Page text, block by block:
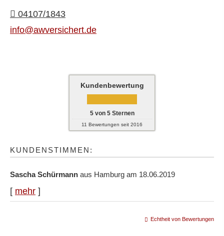
04107/1843
info@awversichert.de
Kundenbewertung
5von 5Sternen
11 Bewertungen seit 2016
KUNDENSTIMMEN:
Sascha Schürmann aus Hamburg am 18.06.2019
[ mehr ]
Echtheit von Bewertungen